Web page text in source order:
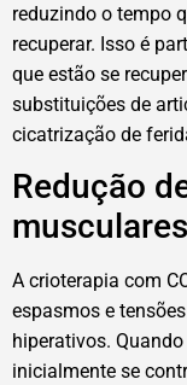
reduzindo o tempo
recuperar. Isso é
que estão se
substituições de
cicatrização de
Redução
musculares
A crioterapia com
espasmos e
hiperativos.
inicialmente se